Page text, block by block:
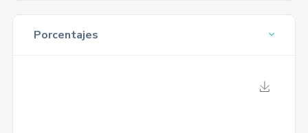
Porcentajes